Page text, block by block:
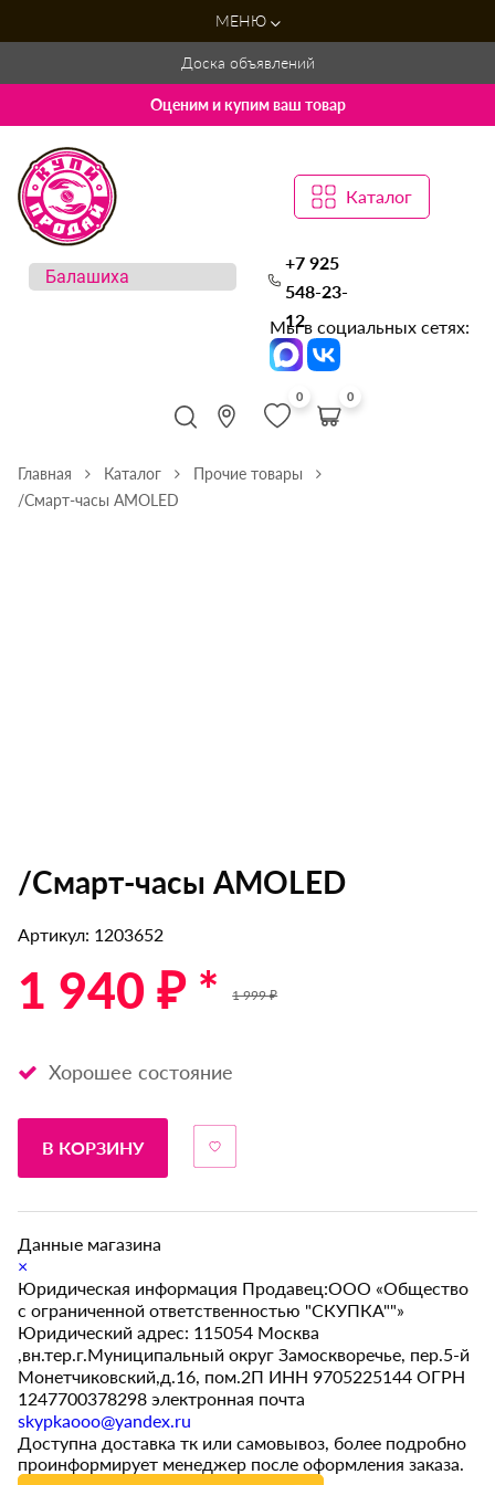
МЕНЮ
Доска объявлений
Оценим и купим ваш товар
Каталог
+7 925
548-23-
12
Мы в социальных сетях:
0 0
Главная Каталог
Прочие товары
/Смарт-часы AMOLED
/Смарт-часы AMOLED
Артикул: 1203652
1 940 ₽ * 1 999 ₽
Хорошее состояние
В КОРЗИНУ
Данные магазина
×
Юридическая информация Продавец:ООО «Общество
с ограниченной ответственностью "СКУПКА""»
Юридический адрес: 115054 Москва
,вн.тер.г.Муниципальный округ Замоскворечье, пер.5-й
Монетчиковский,д.16, пом.2П ИНН 9705225144 ОГРН
1247700378298 электронная почта
skypkaooo@yandex.ru
Доступна доставка тк или самовывоз, более подробно
проинформирует менеджер после оформления заказа.